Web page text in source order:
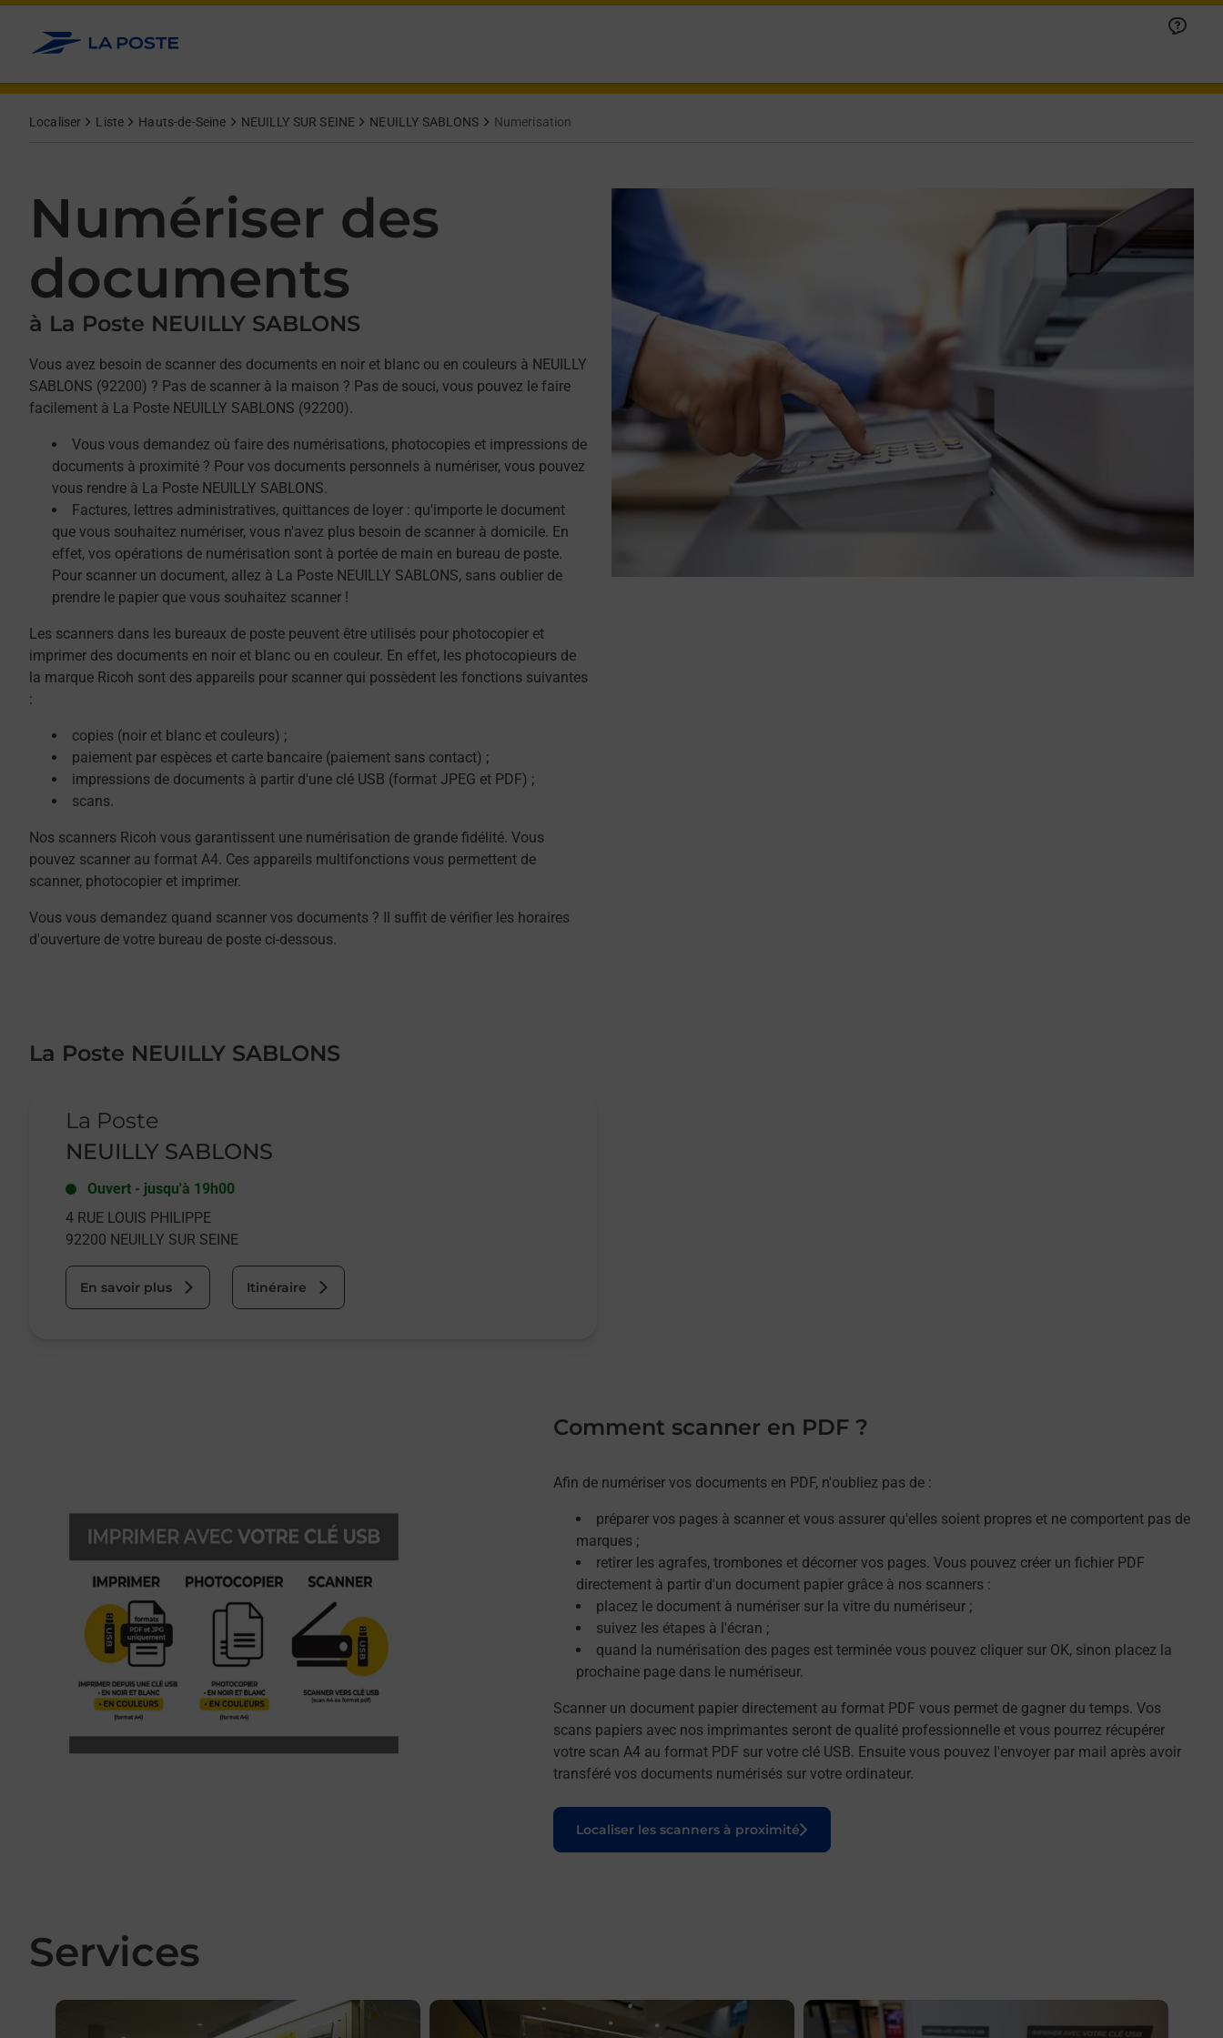
Allez au contenu
Localiser Liste Hauts-de-Seine NEUILLY SUR SEINE NEUILLY SABLONS Numerisation
Numériser des
documents
à La Poste NEUILLY SABLONS
Vous avez besoin de scanner des documents en noir et blanc ou en couleurs à NEUILLY
SABLONS (92200) ? Pas de scanner à la maison ? Pas de souci, vous pouvez le faire
facilement à La Poste NEUILLY SABLONS (92200).
Vous vous demandez où faire des numérisations, photocopies et impressions de
documents à proximité ? Pour vos documents personnels à numériser, vous pouvez
vous rendre à La Poste NEUILLY SABLONS.
Factures, lettres administratives, quittances de loyer : qu'importe le document
que vous souhaitez numériser, vous n'avez plus besoin de scanner à domicile. En
effet, vos opérations de numérisation sont à portée de main en bureau de poste.
Pour scanner un document, allez à La Poste NEUILLY SABLONS, sans oublier de
prendre le papier que vous souhaitez scanner !
Les scanners dans les bureaux de poste peuvent être utilisés pour photocopier et
imprimer des documents en noir et blanc ou en couleur. En effet, les photocopieurs de
la marque Ricoh sont des appareils pour scanner qui possèdent les fonctions suivantes
:
copies (noir et blanc et couleurs) ;
paiement par espèces et carte bancaire (paiement sans contact) ;
impressions de documents à partir d'une clé USB (format JPEG et PDF) ;
scans.
Nos scanners Ricoh vous garantissent une numérisation de grande fidélité. Vous
pouvez scanner au format A4. Ces appareils multifonctions vous permettent de
scanner, photocopier et imprimer.
Vous vous demandez quand scanner vos documents ? Il suffit de vérifier les horaires
d'ouverture de votre bureau de poste ci-dessous.
La Poste NEUILLY SABLONS
La Poste
NEUILLY SABLONS
Ouvert - jusqu'à 19h00
4 RUE LOUIS PHILIPPE
92200 NEUILLY SUR SEINE
En savoir plus Itinéraire
Comment scanner en PDF ?
Afin de numériser vos documents en PDF, n'oubliez pas de :
préparer vos pages à scanner et vous assurer qu'elles soient propres et ne comportent pas de
marques ;
retirer les agrafes, trombones et décorner vos pages. Vous pouvez créer un fichier PDF
directement à partir d'un document papier grâce à nos scanners :
placez le document à numériser sur la vitre du numériseur ;
suivez les étapes à l'écran ;
quand la numérisation des pages est terminée vous pouvez cliquer sur OK, sinon placez la
prochaine page dans le numériseur.
Scanner un document papier directement au format PDF vous permet de gagner du temps. Vos
scans papiers avec nos imprimantes seront de qualité professionnelle et vous pourrez récupérer
votre scan A4 au format PDF sur votre clé USB. Ensuite vous pouvez l'envoyer par mail après avoir
transféré vos documents numérisés sur votre ordinateur.
Localiser les scanners à proximité
Le lien s'ouvre dans un nouvel onglet
Services
En savoir plus En savoir plus En savoir plus
Afficher ou masquer la réponse
Afficher ou masquer la réponse
Afficher ou masquer la réponse